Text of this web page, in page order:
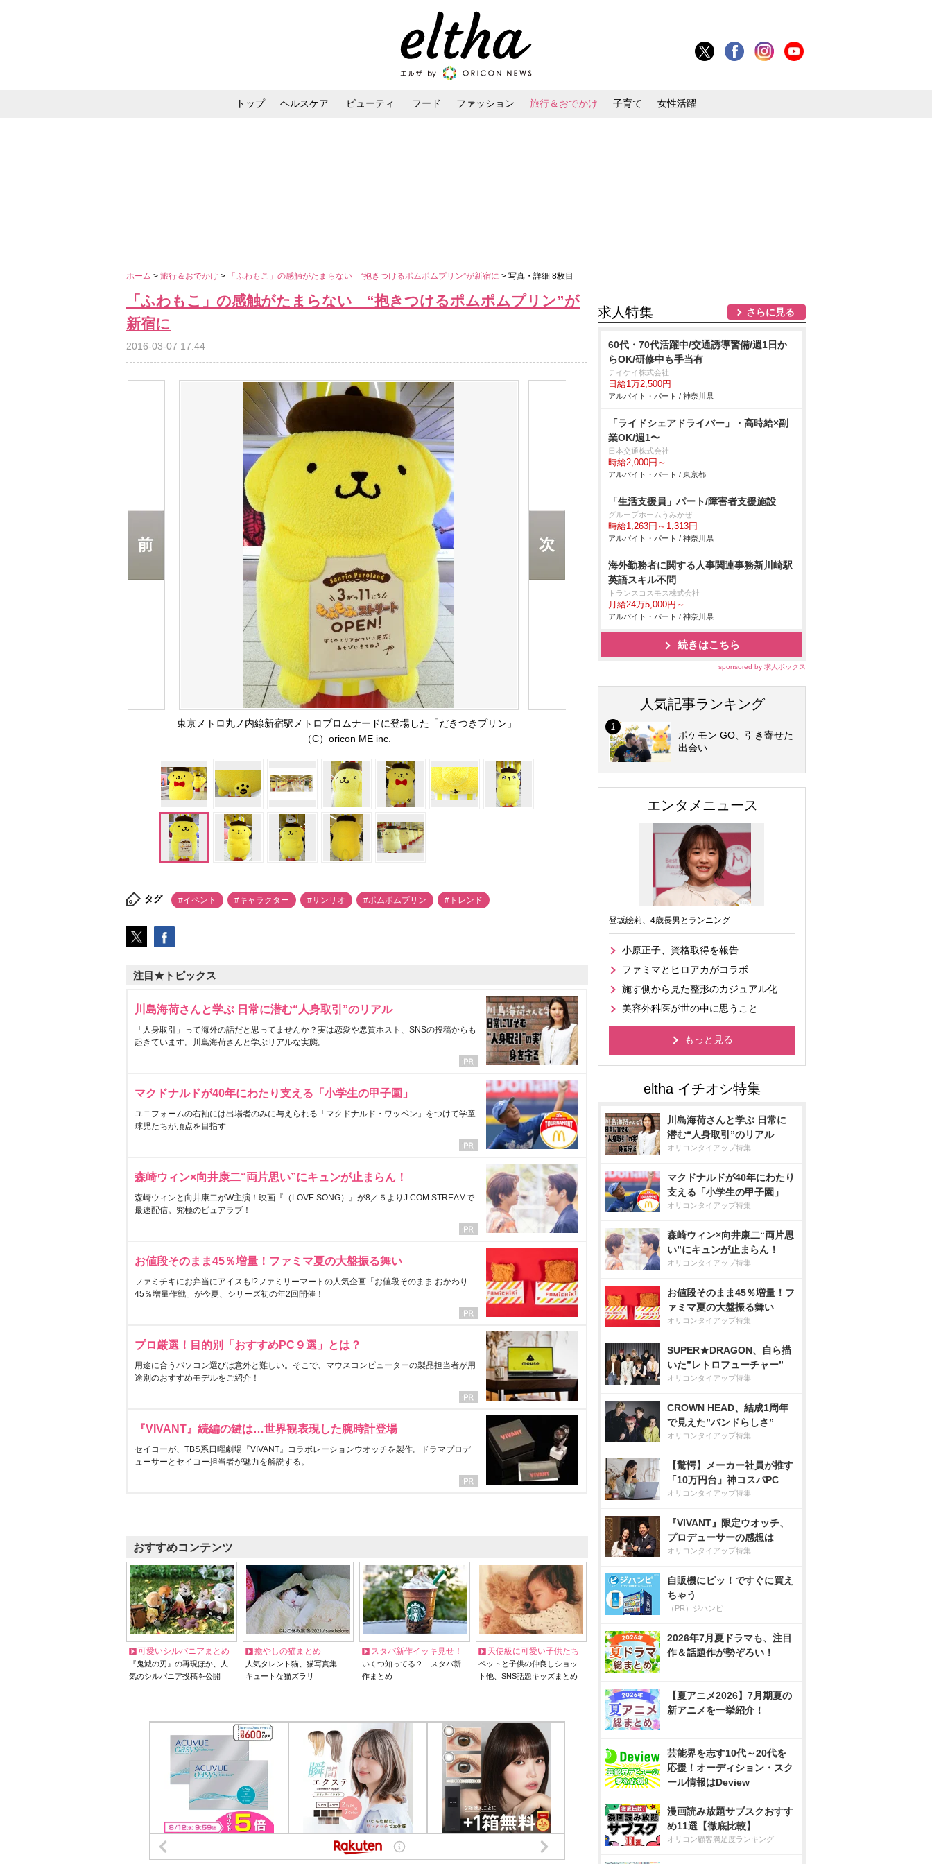
トップ ヘルスケア ビューティ フード ファッション 旅行＆おでかけ 子育て 女性活躍
ホーム > 旅行＆おでかけ > 「ふわもこ」の感触がたまらない “抱きつけるポムポムプリン”が新宿に > 写真・詳細 8枚目
「ふわもこ」の感触がたまらない “抱きつけるポムポムプリン”が
新宿に
2016-03-07 17:44
東京メトロ丸ノ内線新宿駅メトロプロムナードに登場した「だきつきプリン」
（C）oricon ME inc.
タグ #イベント #キャラクター #サンリオ #ポムポムプリン #トレンド
注目★トピックス
川島海荷さんと学ぶ 日常に潜む“人身取引”のリアル
「人身取引」って海外の話だと思ってませんか？実は恋愛や悪質ホスト、SNSの投稿からも
起きています。川島海荷さんと学ぶリアルな実態。
マクドナルドが40年にわたり支える「小学生の甲子園」
ユニフォームの右袖には出場者のみに与えられる「マクドナルド・ワッペン」をつけて学童
球児たちが頂点を目指す
森崎ウィン×向井康二“両片思い”にキュンが止まらん！
森崎ウィンと向井康二がW主演！映画『（LOVE SONG）』が8／５よりJ:COM STREAMで
最速配信。究極のピュアラブ！
お値段そのまま45％増量！ファミマ夏の大盤振る舞い
ファミチキにお弁当にアイスも!?ファミリーマートの人気企画「お値段そのまま おかわり
45％増量作戦」が今夏、シリーズ初の年2回開催！
プロ厳選！目的別「おすすめPC９選」とは？
用途に合うパソコン選びは意外と難しい。そこで、マウスコンピューターの製品担当者が用
途別のおすすめモデルをご紹介！
『VIVANT』続編の鍵は…世界観表現した腕時計登場
セイコーが、TBS系日曜劇場『VIVANT』コラボレーションウオッチを製作。ドラマプロデ
ューサーとセイコー担当者が魅力を解説する。
おすすめコンテンツ
可愛いシルバニアまとめ
『鬼滅の刃』の再現ほか、人
気のシルバニア投稿を公開
癒やしの猫まとめ
人気タレント猫、猫写真集…
キュートな猫ズラリ
スタバ新作イッキ見せ！
いくつ知ってる？ スタバ新
作まとめ
天使級に可愛い子供たち
ペットと子供の仲良しショッ
ト他、SNS話題キッズまとめ
求人特集 さらに見る
60代・70代活躍中/交通誘導警備/週1日か
らOK/研修中も手当有
テイケイ株式会社
日給1万2,500円
アルバイト・パート / 神奈川県
「ライドシェアドライバー」・高時給×副
業OK/週1〜
日本交通株式会社
時給2,000円～
アルバイト・パート / 東京都
「生活支援員」パート/障害者支援施設
グループホームうみかぜ
時給1,263円～1,313円
アルバイト・パート / 神奈川県
海外勤務者に関する人事関連事務新川崎駅
英語スキル不問
トランスコスモス株式会社
月給24万5,000円～
アルバイト・パート / 神奈川県
続きはこちら
sponsored by 求人ボックス
人気記事ランキング
ポケモン GO、引き寄せた
出会い
エンタメニュース
登坂絵莉、4歳長男とランニング
小原正子、資格取得を報告
ファミマとヒロアカがコラボ
施す側から見た整形のカジュアル化
美容外科医が世の中に思うこと
もっと見る
川島海荷さんと学ぶ 日常に
潜む“人身取引”のリアル
オリコンタイアップ特集
マクドナルドが40年にわたり
支える「小学生の甲子園」
オリコンタイアップ特集
森崎ウィン×向井康二“両片思
い”にキュンが止まらん！
オリコンタイアップ特集
お値段そのまま45％増量！フ
ァミマ夏の大盤振る舞い
オリコンタイアップ特集
SUPER★DRAGON、自ら描
いた”レトロフューチャー”
オリコンタイアップ特集
CROWN HEAD、結成1周年
で見えた”バンドらしさ”
オリコンタイアップ特集
【驚愕】メーカー社員が推す
「10万円台」神コスパPC
オリコンタイアップ特集
『VIVANT』限定ウオッチ、
プロデューサーの感想は
オリコンタイアップ特集
自販機にピッ！ですぐに買え
ちゃう
（PR）ジハンピ
2026年7月夏ドラマも、注目
作＆話題作が勢ぞろい！
【夏アニメ2026】7月期夏の
新アニメを一挙紹介！
芸能界を志す10代～20代を
応援！オーディション・スク
ール情報はDeview
漫画読み放題サブスクおすす
め11選【徹底比較】
オリコン顧客満足度ランキング